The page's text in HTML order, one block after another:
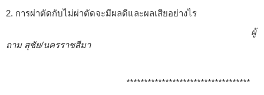
2. การผ่าตัดกับไม่ผ่าตัดจะมีผลดีและผลเสียอย่างไร
ผู้
ถาม สุชัย/นครราชสีมา
***********************************